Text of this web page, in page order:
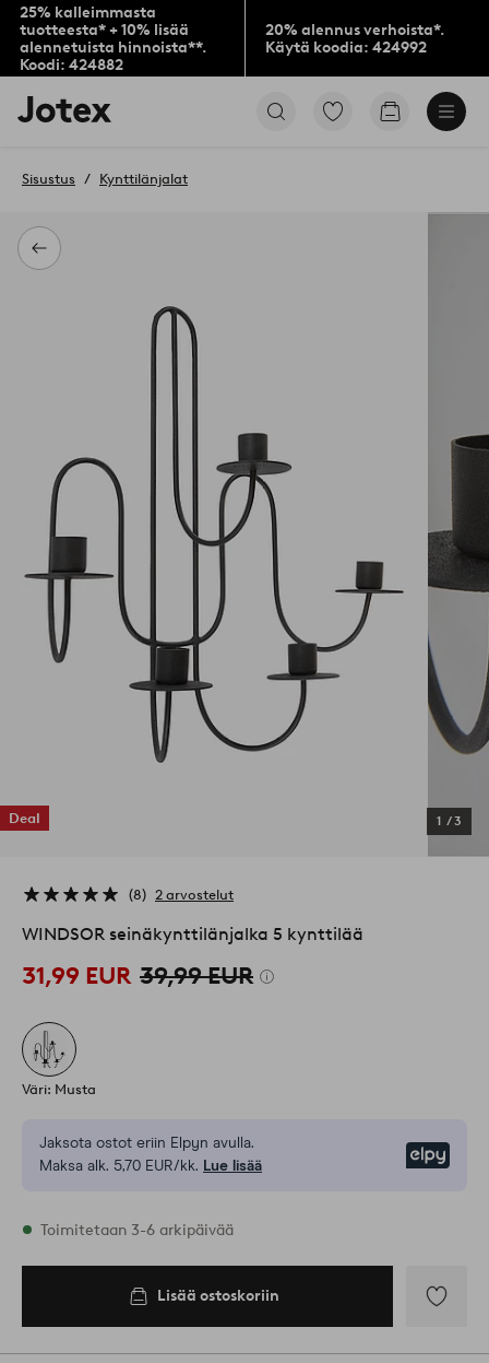
25% kalleimmasta
tuotteesta* + 10% lisää
alennetuista hinnoista**.
Koodi: 424882
20% alennus verhoista*.
Käytä koodia: 424992
Jotex-
logo
aloitussivulle
Siirry
Siirry
Takaisin
Sisustus Kynttilänjalat
Deal 1 /3
8 2 arvostelut
WINDSOR seinäkynttilänjalka 5 kynttilää
31,99 EUR 39,99 EUR
Väri: Musta
Jaksota ostot eriin Elpyn avulla.
Maksa alk. 5,70 EUR/kk. Lue lisää
Varastossa
Toimitetaan 3-6 arkipäivää
Lisää ostoskoriin